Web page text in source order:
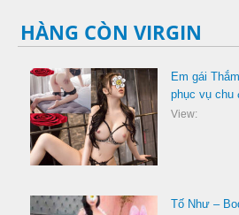
HÀNG CÒN VIRGIN
Em gái
phục vụ chu
View:
Tố Như –